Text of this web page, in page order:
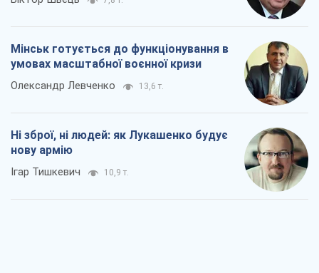
Мінськ готується до функціонування в
умовах масштабної воєнної кризи
Олександр Левченко 13,6 т.
Ні зброї, ні людей: як Лукашенко будує
нову армію
Ігар Тишкевич 10,9 т.